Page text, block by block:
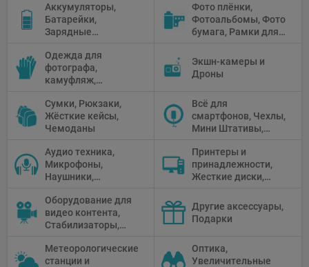
Рефлекторы,
Отражатели,
Предметные
Аккумуляторы,
Батарейки,
Зарядные
питания, Солнечные
панели
Фото плёнки,
Фотоальбомы, Фото
бумага, Рамки для
камеры
Одежда для
фотографа,
камуфляж,
Экшн-камеры и
Дроны
Сумки, Рюкзаки,
Жёсткие кейсы,
Чемоданы
Всё для
смартфонов, Чехлы,
Мини Штативы,
Аудио техника,
Микрофоны,
Наушники,
микшеры, Кабели и
адаптеры
Принтеры и
принадлежности,
Жесткие диски,
Проекторы,
Графические
Планшеты, Бумага
Оборудование для
видео контента,
Стабилизаторы,
Мониторы,
Профессиональное
Другие аксессуары,
Подарки
Метеорологические
станции и
Оптика,
Увеличительные